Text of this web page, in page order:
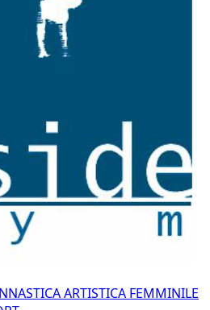
ARTISTICA FEMMINILE